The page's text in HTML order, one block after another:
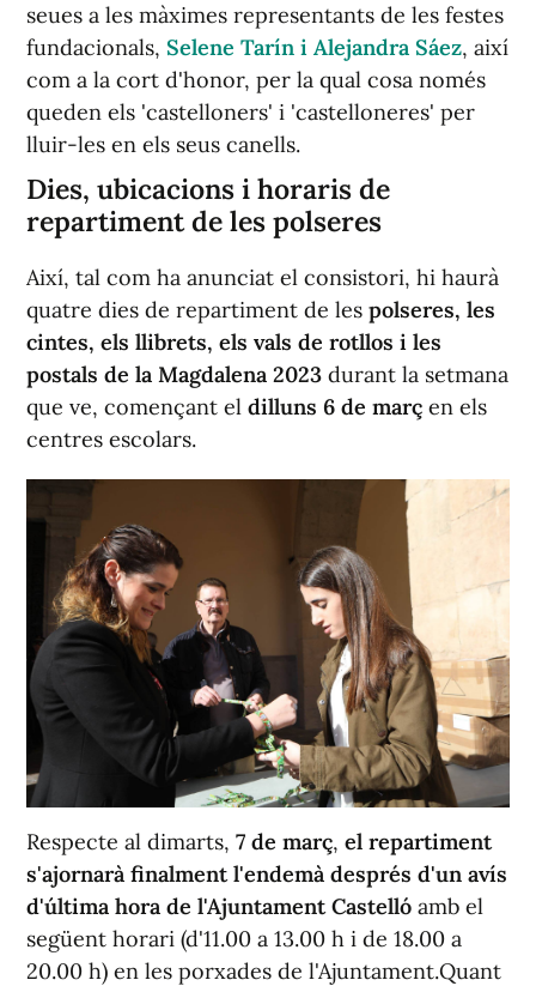
seues a les màximes representants de les festes
fundacionals, Selene Tarín i Alejandra Sáez, així
com a la cort d'honor, per la qual cosa només
queden els 'castelloners' i 'castelloneres' per
lluir-les en els seus canells.
Dies, ubicacions i horaris de
repartiment de les polseres
Així, tal com ha anunciat el consistori, hi haurà
quatre dies de repartiment de les polseres, les
cintes, els llibrets, els vals de rotllos i les
postals de la Magdalena 2023 durant la setmana
que ve, començant el dilluns 6 de març en els
centres escolars.
Respecte al dimarts, 7 de març, el repartiment
s'ajornarà finalment l'endemà després d'un avís
d'última hora de l'Ajuntament Castelló amb el
següent horari (d'11.00 a 13.00 h i de 18.00 a
20.00 h) en les porxades de l'Ajuntament.Quant